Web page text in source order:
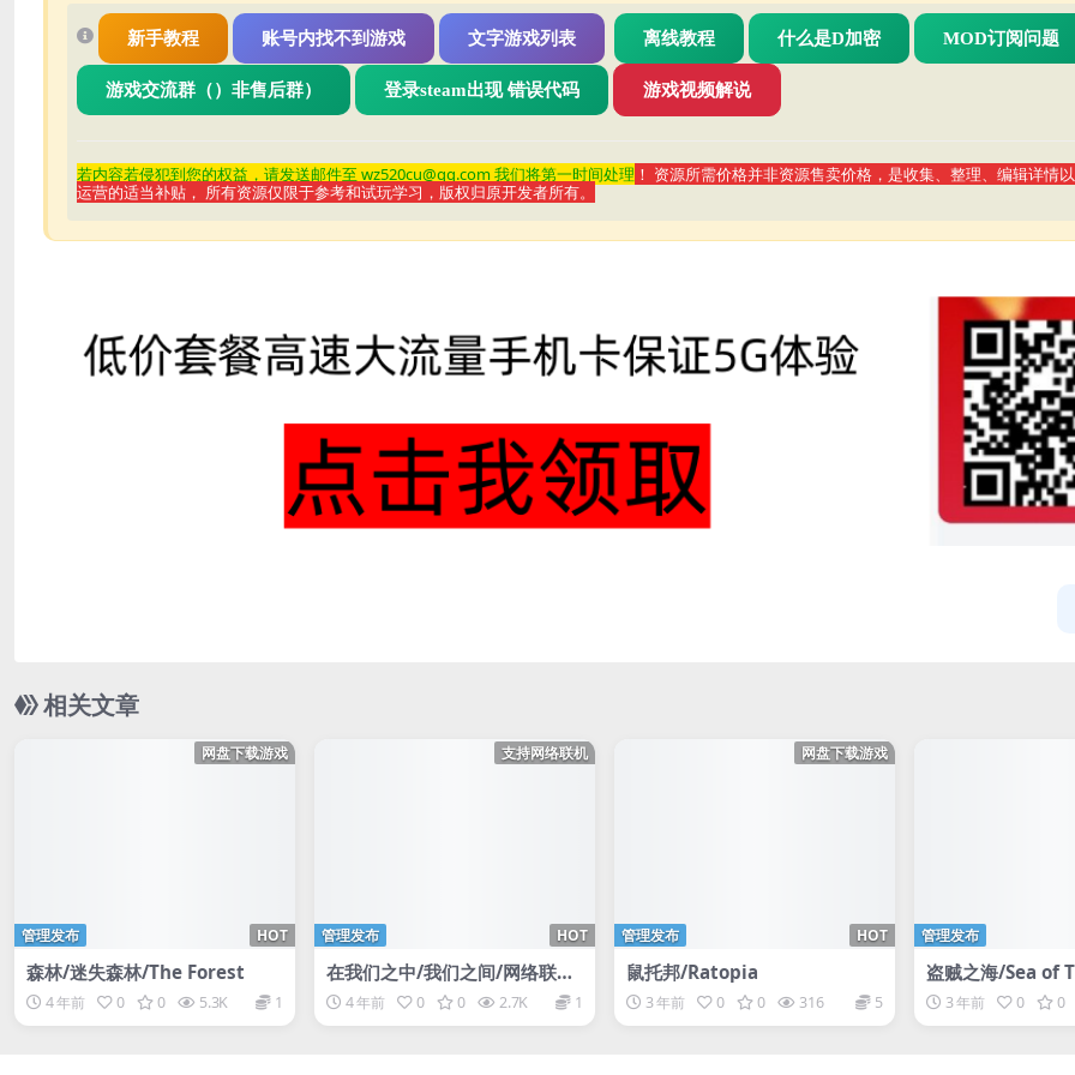
新手教程 账号内找不到游戏 文字游戏列表 离线教程 什么是D加密 MOD订阅问题
游戏交流群（）非售后群） 登录steam出现 错误代码 游戏视频解说
若内容若侵犯到您的权益，请发送邮件至 wz520cu@qq.com 我们将第一时间处理 ！ 资源所需价格并非资源售卖价格，是收集、整理、编辑详情
运营的适当补贴， 所有资源仅限于参考和试玩学习，版权归原开发者所有。
相关文章
网盘下载游戏
HOT
管理发布
森林/迷失森林/The Forest
4 年前 0 0 5.3K 1
支持网络联机
HOT
管理发布
在我们之中/我们之间/网络联机/
Among Us
4 年前 0 0 2.7K 1
网盘下载游戏
HOT
管理发布
鼠托邦/Ratopia
3 年前 0 0 316 5
管理发布
盗贼之海/Sea of
网络联机
3 年前 0 0